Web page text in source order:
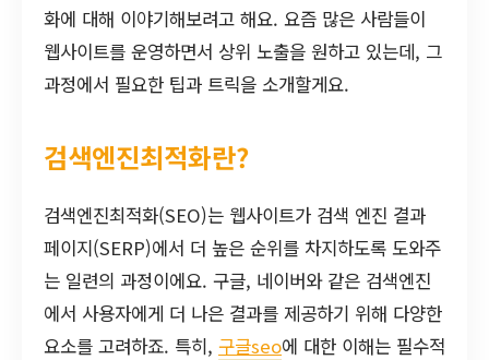
화에 대해 이야기해보려고 해요. 요즘 많은 사람들이
웹사이트를 운영하면서 상위 노출을 원하고 있는데, 그
과정에서 필요한 팁과 트릭을 소개할게요.
검색엔진최적화란?
검색엔진최적화(SEO)는 웹사이트가 검색 엔진 결과
페이지(SERP)에서 더 높은 순위를 차지하도록 도와주
는 일련의 과정이에요. 구글, 네이버와 같은 검색엔진
에서 사용자에게 더 나은 결과를 제공하기 위해 다양한
요소를 고려하죠. 특히, 구글seo에 대한 이해는 필수적